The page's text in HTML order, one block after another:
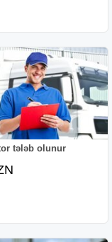
tələb olunur